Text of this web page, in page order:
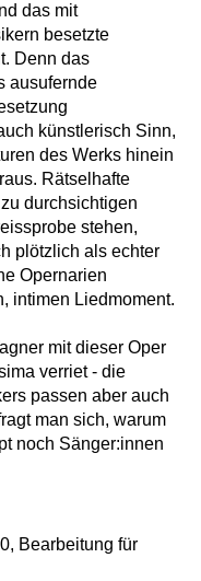
das mit
besetzte
Denn das
ausufernde
künstlerisch Sinn,
des Werks hinein
Rätselhafte
durchsichtigen
stehen,
plötzlich als echter
Opernarien
intimen Liedmoment.
mit dieser Oper
verriet - die
passen aber auch
man sich, warum
noch Sänger:innen
Bearbeitung für